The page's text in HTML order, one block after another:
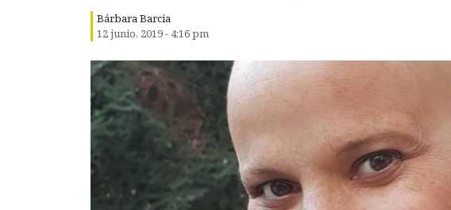
Bárbara Barcia
12 junio, 2019 - 4:16 pm